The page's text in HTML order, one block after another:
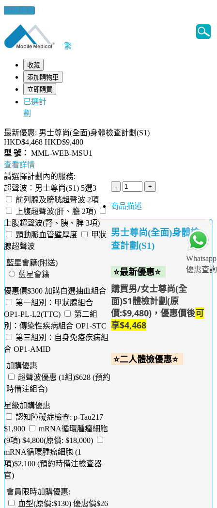
健康錦囊
Whatsapp
優惠查詢
繁
收藏
添加購物車
立即購買
已選計
劃
最新優惠: 男士尊尚(全面)身體檢查計劃(S1)
HKD$4,468 HKD$9,480
型 號： MML-WEB-MSU1
查看詳情
請選擇計劃內的服務:
超聲波：男士尊尚(S1) 5選3
前列腺及膀胱超聲波 2項
上腹超聲波(肝、膽 2項)
上腹超聲波(腎、胰、脾 3項)
頸動脈血管璧厚度
甲狀
腺超聲波
藍星會籍(附送)
藍星會籍
優惠價$300 加購自選抽血組合
第一組別：甲狀腺組合
OP1-PL-L2(TTC)
第二組
別：傳染性疾病組合 OP1-STC
第三組別：自身免疫疾病組
合 OP1-AMID
加購優惠
超聲波優惠 (1組)$628 (預約
時備注組合)
星級加購優惠
認知障礙症檢查: p-Tau217
$1,900
mRNA循環腫瘤細胞
(9項) $4,800(原價: $18,000)
mRNA循環腫瘤細胞 (1
項)$2,100 (預約時備注檢查器
官)
會員限時加購優惠:
血型(原價:$130) 優惠價$26
商品描述
男士尊尚(全面)身體檢
查計劃(S1)
⭐最新優惠⭐
購買男/女士尊尚(全
面)S1體檢計劃(原
價:$9,480)，優惠價後可
享$4,468
⭐二人體檢優惠⭐